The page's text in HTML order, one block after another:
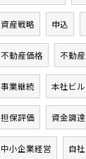
資産戦略 申込
不動産価格 不動
事業継続 本社ビル
担保評価 資金調達
中小企業経営 自